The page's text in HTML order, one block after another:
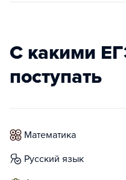
С какими
поступать
математика
русский язык